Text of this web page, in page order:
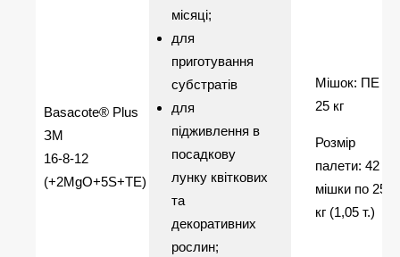
Basacote® Plus
ЗМ
16-8-12
(+2MgO+5S+TE)
місяці;
для
приготування
субстратів
для
підживлення в
посадкову
лунку квіткових
та
декоративних
рослин;
Мішок: ПЕ
25 кг
Розмір
палети: 42
мішки по 25
кг (1,05 т.)